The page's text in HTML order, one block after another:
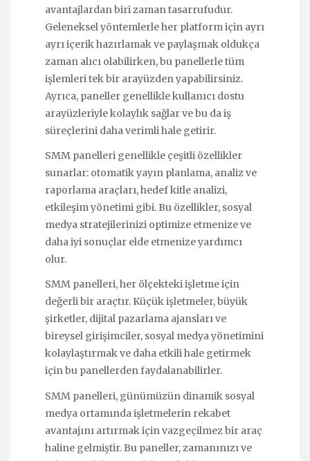
avantajlardan biri zaman tasarrufudur.
Geleneksel yöntemlerle her platform için ayrı
ayrı içerik hazırlamak ve paylaşmak oldukça
zaman alıcı olabilirken, bu panellerle tüm
işlemleri tek bir arayüzden yapabilirsiniz.
Ayrıca, paneller genellikle kullanıcı dostu
arayüzleriyle kolaylık sağlar ve bu da iş
süreçlerini daha verimli hale getirir.
SMM panelleri genellikle çeşitli özellikler
sunarlar: otomatik yayın planlama, analiz ve
raporlama araçları, hedef kitle analizi,
etkileşim yönetimi gibi. Bu özellikler, sosyal
medya stratejilerinizi optimize etmenize ve
daha iyi sonuçlar elde etmenize yardımcı
olur.
SMM panelleri, her ölçekteki işletme için
değerli bir araçtır. Küçük işletmeler, büyük
şirketler, dijital pazarlama ajansları ve
bireysel girişimciler, sosyal medya yönetimini
kolaylaştırmak ve daha etkili hale getirmek
için bu panellerden faydalanabilirler.
SMM panelleri, günümüzün dinamik sosyal
medya ortamında işletmelerin rekabet
avantajını artırmak için vazgeçilmez bir araç
haline gelmiştir. Bu paneller, zamanınızı ve